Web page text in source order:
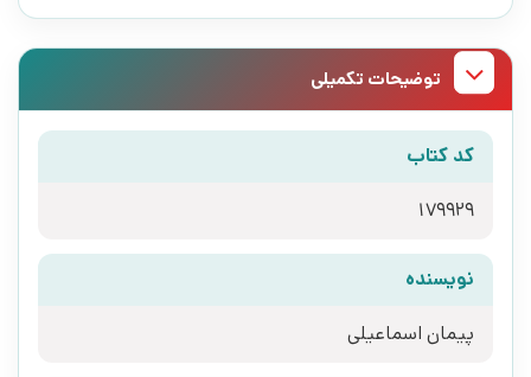
توضیحات تکمیلی
کد کتاب
179929
نویسنده
پیمان اسماعیلی